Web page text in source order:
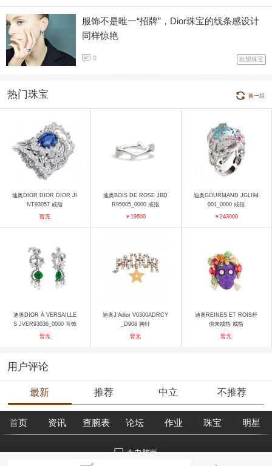
服饰不是唯一“招牌”，Dior珠宝的线条感设计
同样惊艳
0 欲望珠宝
热门珠宝 换一组
迪奥DIOR DIOR DIOR JI
NT93057 戒指
暂无
迪奥BOIS DE ROSE JBD
R95005_0000 戒指
￥19600
迪奥GOURMAND JGLI94
001_0000 戒指
￥243000
迪奥DIOR À VERSAILLE
S JVER93036_0000 耳饰
暂无
迪奥J'Adior V0300ADRCY
_D908 胸针
暂无
迪奥REINES ET ROIS舒
俱来戒指 戒指
暂无
用户评论
最新 推荐 中立 不推荐
首页 资讯 查腕表 论坛 作业 珠宝 明星
去电脑版